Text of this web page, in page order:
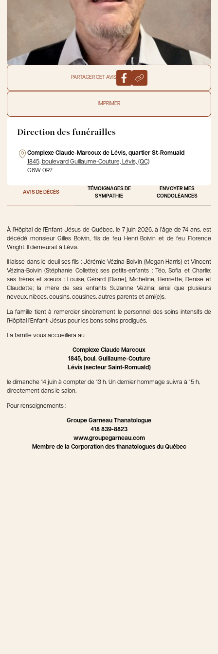
PARTAGER CET AVIS
IMPRIMER
Direction des funérailles
Complexe Claude-Marcoux de Lévis, quartier St-Romuald
1845, boulevard Guillaume-Couture, Lévis, (QC)
G6W 0R7
AVIS DE DÉCÈS
TÉMOIGNAGES DE
SYMPATHIE
ENVOYER MES
CONDOLÉANCES
À l’Hôpital de l’Enfant-Jésus de Québec, le 7 juin 2026, à l’âge de 74 ans, est
décédé monsieur Gilles Boivin, fils de feu Henri Boivin et de feu Florence
Wright. Il demeurait à Lévis.
Il laisse dans le deuil ses fils : Jérémie Vézina-Boivin (Megan Harris) et Vincent
Vézina-Boivin (Stéphanie Collette); ses petits-enfants : Téo, Sofia et Charlie;
ses frères et sœurs : Louise, Gérard (Diane), Micheline, Henriette, Denise et
Claudette; la mère de ses enfants Suzanne Vézina; ainsi que plusieurs
neveux, nièces, cousins, cousines, autres parents et ami(e)s.
La famille tient à remercier sincèrement le personnel des soins intensifs de
l’Hôpital l’Enfant-Jésus pour les bons soins prodigués.
La famille vous accueillera au
Complexe Claude Marcoux
1845, boul. Guillaume-Couture
Lévis (secteur Saint-Romuald)
le dimanche 14 juin à compter de 13 h. Un dernier hommage suivra à 15 h,
directement dans le salon.
Pour renseignements :
Groupe Garneau Thanatologue
418 839-8823
www.groupegarneau.com
Membre de la Corporation des thanatologues du Québec